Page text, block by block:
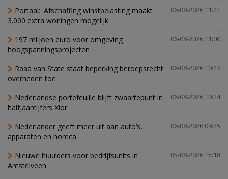
06-08-2026 11:21
Portaal: 'Afschaffing winstbelasting maakt
3.000 extra woningen mogelijk'
06-08-2026 11:00
197 miljoen euro voor omgeving
hoogspanningsprojecten
06-08-2026 10:47
Raad van State staat beperking beroepsrecht
overheden toe
06-08-2026 10:24
Nederlandse portefeuille blijft zwaartepunt in
halfjaarcijfers Xior
06-08-2026 09:25
Nederlander geeft meer uit aan auto’s,
apparaten en horeca
05-08-2026 15:18
Nieuwe huurders voor bedrijfsunits in
Amstelveen